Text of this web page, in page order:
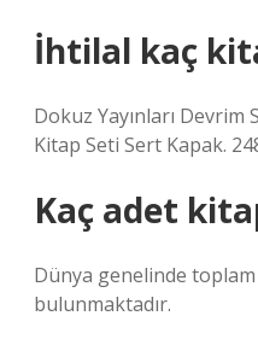
İhtilal kaç
Dokuz Yayınları
Kitap Seti Sert Kapak.
Kaç adet
Dünya genelinde
bulunmaktadır.